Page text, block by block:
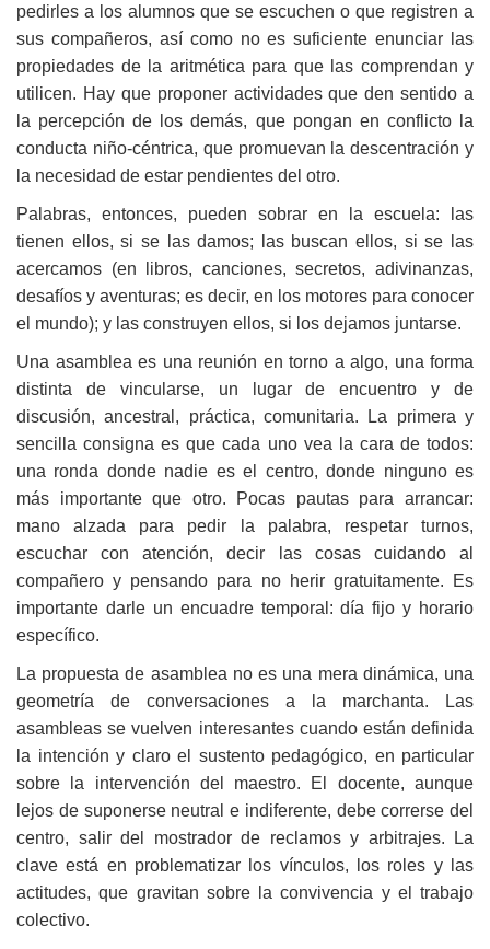
pedirles a los alumnos que se escuchen o que registren a
sus compañeros, así como no es suficiente enunciar las
propiedades de la aritmética para que las comprendan y
utilicen. Hay que proponer actividades que den sentido a
la percepción de los demás, que pongan en conflicto la
conducta niño-céntrica, que promuevan la descentración y
la necesidad de estar pendientes del otro.
Palabras, entonces, pueden sobrar en la escuela: las
tienen ellos, si se las damos; las buscan ellos, si se las
acercamos (en libros, canciones, secretos, adivinanzas,
desafíos y aventuras; es decir, en los motores para conocer
el mundo); y las construyen ellos, si los dejamos juntarse.
Una asamblea es una reunión en torno a algo, una forma
distinta de vincularse, un lugar de encuentro y de
discusión, ancestral, práctica, comunitaria. La primera y
sencilla consigna es que cada uno vea la cara de todos:
una ronda donde nadie es el centro, donde ninguno es
más importante que otro. Pocas pautas para arrancar:
mano alzada para pedir la palabra, respetar turnos,
escuchar con atención, decir las cosas cuidando al
compañero y pensando para no herir gratuitamente. Es
importante darle un encuadre temporal: día fijo y horario
específico.
La propuesta de asamblea no es una mera dinámica, una
geometría de conversaciones a la marchanta. Las
asambleas se vuelven interesantes cuando están definida
la intención y claro el sustento pedagógico, en particular
sobre la intervención del maestro. El docente, aunque
lejos de suponerse neutral e indiferente, debe correrse del
centro, salir del mostrador de reclamos y arbitrajes. La
clave está en problematizar los vínculos, los roles y las
actitudes, que gravitan sobre la convivencia y el trabajo
colectivo.